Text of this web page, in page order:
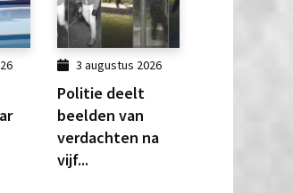
3 augustus 2026
Politie deelt
beelden van
verdachten na
vijf...